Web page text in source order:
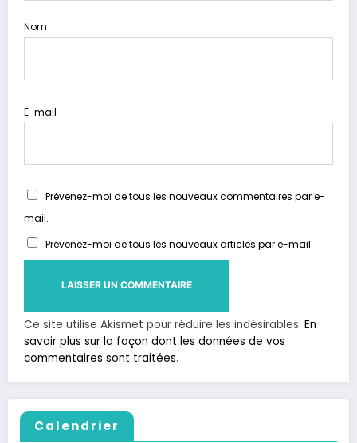
Nom
E-mail
Prévenez-moi de tous les nouveaux commentaires par e-
mail.
Prévenez-moi de tous les nouveaux articles par e-mail.
Ce site utilise Akismet pour réduire les indésirables. En
savoir plus sur la façon dont les données de vos
commentaires sont traitées.
Calendrier